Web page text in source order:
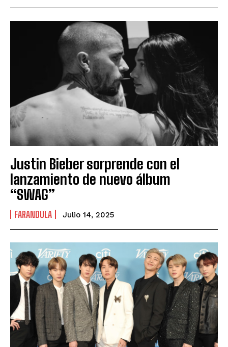
Justin Bieber sorprende con el
lanzamiento de nuevo álbum
“SWAG”
FARANDULA Julio 14, 2025